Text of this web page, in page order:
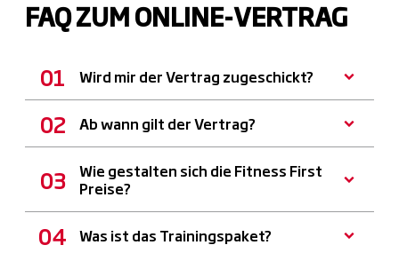
FAQ ZUM ONLINE-VERTRAG
Wird mir der Vertrag zugeschickt?
Ab wann gilt der Vertrag?
Wie gestalten sich die Fitness First
Preise?
Was ist das Trainingspaket?